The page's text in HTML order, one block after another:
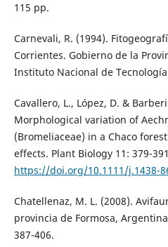
115 pp.
Carnevali, R. (1994).
Corrientes. Gobierno de la
Instituto Nacional de
Cavallero, L., López, D. &
Morphological variation of
(Bromeliaceae) in a Chaco
effects. Plant Biology 11: 379-
https://doi.org/10.1111/j.1438-
Chatellenaz, M. L. (2008).
provincia de Formosa,
387-406.